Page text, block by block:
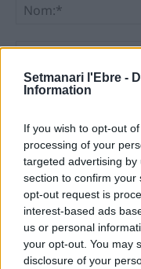
Setmanari l'Ebre -
Information
If you wish to opt-out
processing of your
targeted advertising
section to confirm your
opt-out request is
interest-based ads
us or personal
your opt-out. You may
disclosure of your
Deseu el meu nom,
aquest navegador per